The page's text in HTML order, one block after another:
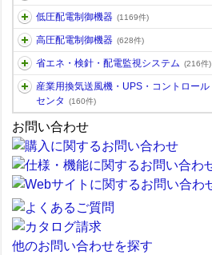
低圧配電制御機器 (1169件)
高圧配電制御機器 (628件)
省エネ・検針・配電監視システム (216件)
産業用換気送風機・UPS・コントロール
センタ
(160件)
お問い合わせ
他のお問い合わせを探す